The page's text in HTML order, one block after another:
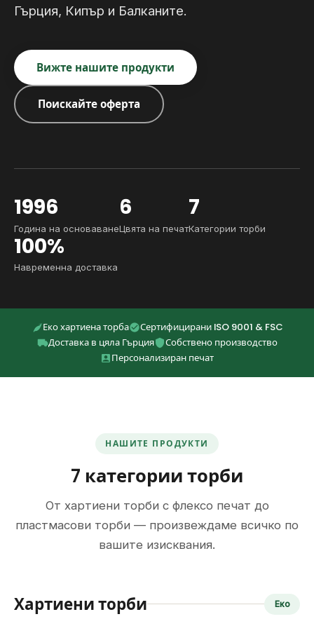
Гърция, Кипър и Балканите.
Вижте нашите продукти
Поискайте оферта
1996
Година на основаване
6
Цвята на печат
7
Категории торби
100%
Навременна доставка
Еко хартиена торба
Сертифицирани ISO 9001 & FSC
Доставка в цяла Гърция
Собствено производство
Персонализиран печат
НАШИТЕ ПРОДУКТИ
7 категории торби
От хартиени торби с флексо печат до
пластмасови торби — произвеждаме всичко по
вашите изисквания.
Хартиени торби Еко